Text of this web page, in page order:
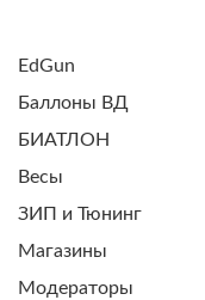
EdGun
Баллоны ВД
БИАТЛОН
Весы
ЗИП и Тюнинг
Магазины
Модераторы